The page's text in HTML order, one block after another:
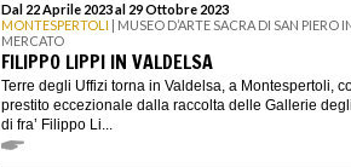
Dal 22 Aprile 2023 al 29 Ottobre 2023
MONTESPERTOLI | MUSEO D’ARTE SACRA DI SAN PIERO
MERCATO
FILIPPO LIPPI IN VALDELSA
Terre degli Uffizi torna in Valdelsa, a Montespertoli,
prestito eccezionale dalla raccolta delle Gallerie
di fra’ Filippo Li...